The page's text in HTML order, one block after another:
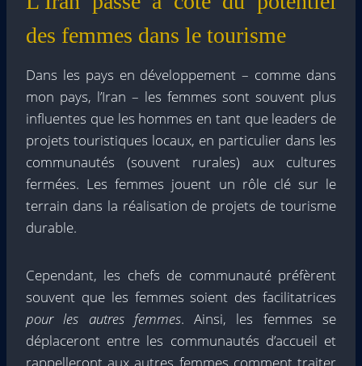
des femmes dans le tourisme
Dans les pays en développement – comme dans
mon pays, l’Iran – les femmes sont souvent plus
influentes que les hommes en tant que leaders de
projets touristiques locaux, en particulier dans les
communautés (souvent rurales) aux cultures
fermées. Les femmes jouent un rôle clé sur le
terrain dans la réalisation de projets de tourisme
durable.
Cependant, les chefs de communauté préfèrent
souvent que les femmes soient des facilitatrices
pour les autres femmes. Ainsi, les femmes se
déplaceront entre les communautés d’accueil et